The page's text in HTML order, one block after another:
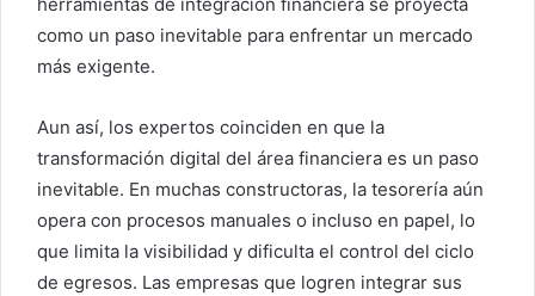
como un paso inevitable para enfrentar un mercado
más exigente.
Aun así, los expertos coinciden en que la
transformación digital del área financiera es un paso
inevitable. En muchas constructoras, la tesorería aún
opera con procesos manuales o incluso en papel, lo
que limita la visibilidad y dificulta el control del ciclo
de egresos. Las empresas que logren integrar sus